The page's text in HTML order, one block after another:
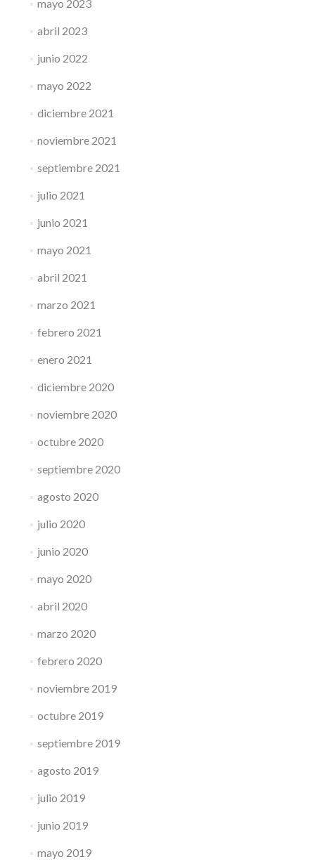
mayo 2023
abril 2023
junio 2022
mayo 2022
diciembre 2021
noviembre 2021
septiembre 2021
julio 2021
junio 2021
mayo 2021
abril 2021
marzo 2021
febrero 2021
enero 2021
diciembre 2020
noviembre 2020
octubre 2020
septiembre 2020
agosto 2020
julio 2020
junio 2020
mayo 2020
abril 2020
marzo 2020
febrero 2020
noviembre 2019
octubre 2019
septiembre 2019
agosto 2019
julio 2019
junio 2019
mayo 2019